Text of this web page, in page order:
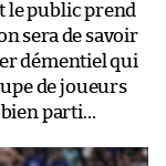
le public prend
sera de savoir
démentiel qui
de joueurs
bien parti…